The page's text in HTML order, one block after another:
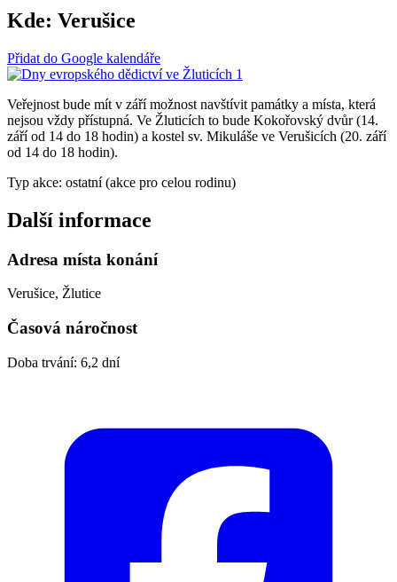
Kde: Verušice
Přidat do Google kalendáře
Veřejnost bude mít v září možnost navštívit památky a místa, která
nejsou vždy přístupná. Ve Žluticích to bude Kokořovský dvůr (14.
září od 14 do 18 hodin) a kostel sv. Mikuláše ve Verušicích (20. září
od 14 do 18 hodin).
Typ akce: ostatní (akce pro celou rodinu)
Další informace
Adresa místa konání
Verušice, Žlutice
Časová náročnost
Doba trvání: 6,2 dní